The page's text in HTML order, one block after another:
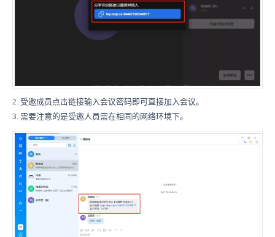
2. 受邀成员点击链接输入会议密码即可直接加入会议。
3. 需要注意的是受邀人员需在相同的网络环境下。